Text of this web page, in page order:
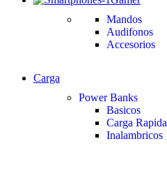
Mandos
Audifonos
Accesorios
Carga
Power Banks
Basicos
Carga Rapida
Inalambricos